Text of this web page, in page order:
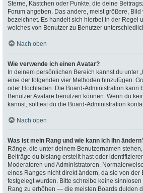
Sterne, Kästchen oder Punkte, die deine
Forum angeben. Das andere, meist größere, Bild
bezeichnet. Es handelt sich hierbei in der Regel
welches von Benutzer zu Benutzer
Nach oben
Wie verwende ich einen Avatar?
In deinem persönlichen Bereich kannst du unter
eine der folgenden vier Methoden hinzufügen:
oder Hochladen. Die Board-Administration kann
Benutzer Avatare benutzen können. Wenn du
kannst, solltest du die Board-Administration
Nach oben
Was ist mein Rang und wie kann ich ihn
Ränge, die unter deinem Benutzernamen
Beiträge du bislang erstellt hast oder
Moderatoren und Administratoren.
eines Ranges nicht direkt ändern, da sie von der
festgelegt wurden. Bitte schreibe keine
Rang zu erhöhen — die meisten Boards dulden